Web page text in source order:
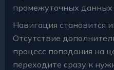
промежуточных данных
Навигация становится
Отсутствие
процесс попадания на
переходите сразу к